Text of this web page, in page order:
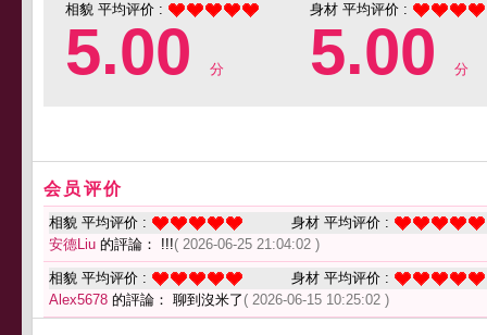
相貌 平均评价 :
5.00 分
身材 平均评价 :
5.00 分
会员评价
相貌 平均评价 :
身材 平均评价 :
安德Liu 的評論： !!!( 2026-06-25 21:04:02 )
相貌 平均评价 :
身材 平均评价 :
Alex5678 的評論： 聊到沒米了 ( 2026-06-15 10:25:02 )